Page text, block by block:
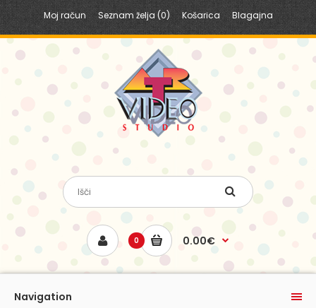
Moj račun Seznam želja (0) Košarica Blagajna
0 0.00€
Navigation